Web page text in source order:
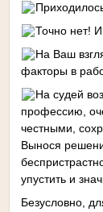
Точно нет!
На Ваш
факторы в
На судей
профессию,
честными,
Вынося
упустить и
Безусловно,